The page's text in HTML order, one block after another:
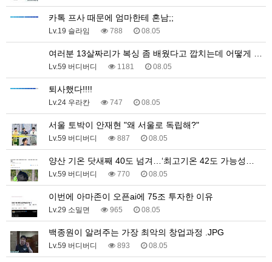
카톡 프사 때문에 엄마한테 혼남;;
Lv.19 슬라임 788 08.05
여러분 13살짜리가 복싱 좀 배웠다고 깝치는데 어떻게 …
Lv.59 버디버디 1181 08.05
퇴사했다!!!!
Lv.24 우라칸 747 08.05
서울 토박이 안재현 "왜 서울로 독립해?"
Lv.59 버디버디 887 08.05
양산 기온 닷새째 40도 넘겨…‘최고기온 42도 가능성…
Lv.59 버디버디 770 08.05
이번에 아마존이 오픈ai에 75조 투자한 이유
Lv.29 소밀면 965 08.05
백종원이 알려주는 가장 최악의 창업과정 .JPG
Lv.59 버디버디 893 08.05